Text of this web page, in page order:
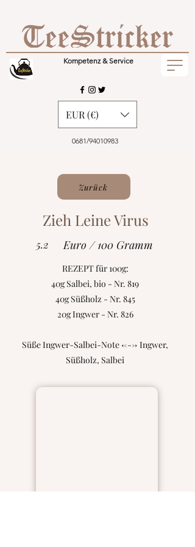
Kompetenz & Service
0681/94010983
EUR (€)
Zurück
Zieh Leine Virus
5.2 Euro / 100 Gramm
REZEPT für 100g:
40g Salbei, bio - Nr. 819
40g Süßholz - Nr. 845
20g Ingwer - Nr. 826
Süße Ingwer-Salbei-Note <---> Ingwer,
Süßholz, Salbei